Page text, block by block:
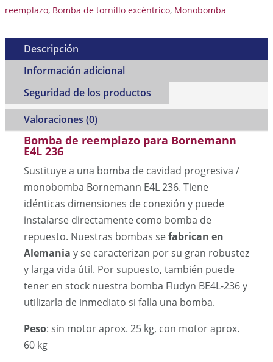
reemplazo, Bomba de tornillo excéntrico, Monobomba
Descripción
Información adicional
Seguridad de los productos
Valoraciones (0)
Bomba de reemplazo para Bornemann
E4L 236
Sustituye a una bomba de cavidad progresiva /
monobomba Bornemann E4L 236. Tiene
idénticas dimensiones de conexión y puede
instalarse directamente como bomba de
repuesto. Nuestras bombas sefabrican en
Alemania y se caracterizan por su gran robustez
y larga vida útil. Por supuesto, también puede
tener en stock nuestra bomba Fludyn BE4L-236 y
utilizarla de inmediato si falla una bomba.
Peso: sin motor aprox. 25 kg, con motor aprox.
60 kg